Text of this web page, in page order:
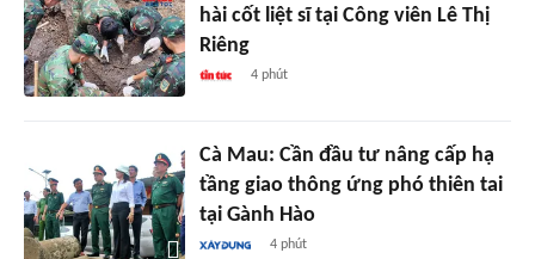
hài cốt liệt sĩ tại Công viên Lê Thị
Riêng
4 phút
Cà Mau: Cần đầu tư nâng cấp hạ
tầng giao thông ứng phó thiên tai
tại Gành Hào
4 phút